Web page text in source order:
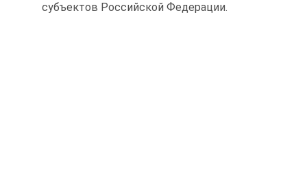
субъектов Российской Федерации.